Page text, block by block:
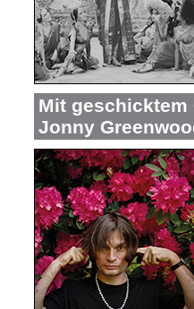
Mit geschicktem
Jonny